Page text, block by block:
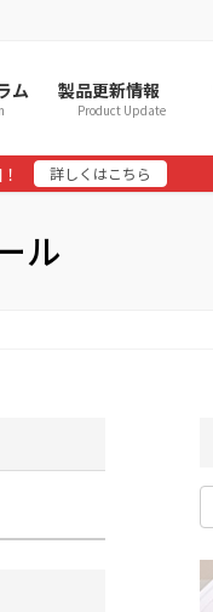
ム 製品更新情報
Product Update
詳しくはこちら
ル